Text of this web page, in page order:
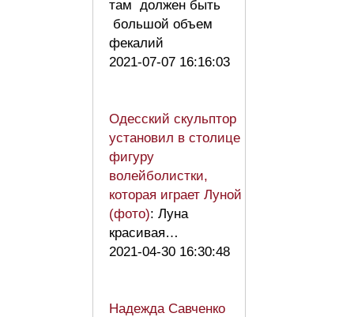
там должен быть
большой объем
фекалий
2021-07-07 16:16:03
Одесский скульптор
установил в столице
фигуру
волейболистки,
которая играет Луной
(фото): Луна
красивая…
2021-04-30 16:30:48
Надежда Савченко